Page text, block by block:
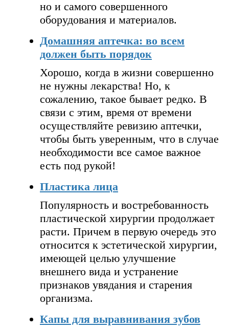
но и самого совершенного
оборудования и материалов.
Домашняя аптечка: во всем
должен быть порядок
Хорошо, когда в жизни совершенно
не нужны лекарства! Но, к
сожалению, такое бывает редко. В
связи с этим, время от времени
осуществляйте ревизию аптечки,
чтобы быть уверенным, что в случае
необходимости все самое важное
есть под рукой!
Пластика лица
Популярность и востребованность
пластической хирургии продолжает
расти. Причем в первую очередь это
относится к эстетической хирургии,
имеющей целью улучшение
внешнего вида и устранение
признаков увядания и старения
организма.
Капы для выравнивания зубов